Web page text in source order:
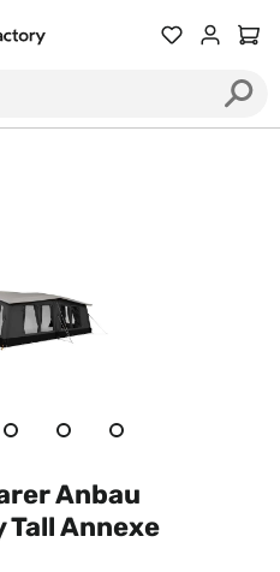
Du hast 0
Anbau
Tall Annexe